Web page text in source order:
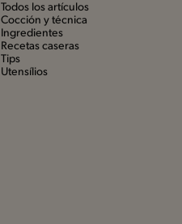
Todos los artículos
Cocción y técnica
Ingredientes
Recetas caseras
Tips
Utensílios